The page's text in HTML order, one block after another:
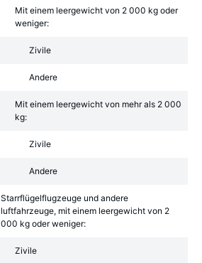
Mit einem leergewicht von 2 000 kg oder
weniger:
Zivile
Andere
Mit einem leergewicht von mehr als 2 000
kg:
Zivile
Andere
Starrflügelflugzeuge und andere
luftfahrzeuge, mit einem leergewicht von 2
000 kg oder weniger:
Zivile